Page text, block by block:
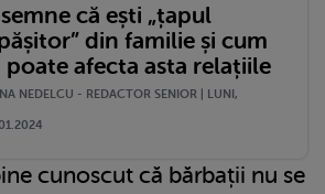
că ești „țapul
din familie și cum
poate afecta asta relațiile
NEDELCU - REDACTOR SENIOR | LUNI,
cunoscut că bărbații nu se